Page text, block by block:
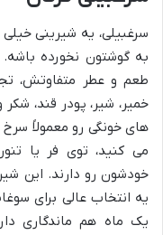
سرغبیلی، یه شیرینی
به گوشتون نخورده
طعم و عطر متفاوتش،
خمیر، شیر، پودر قند،
های خونگی رو معمولاً سرخ
می کنید، توی فر یا
خودشون رو دارند. این
یه انتخاب عالی برای
یک ماه هم ماندگاری